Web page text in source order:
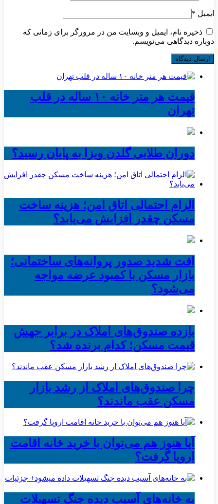
ایمیل *
ذخیره نام، ایمیل و وبسایت من در مرورگر برای زمانی که
دوباره دیدگاهی می‌نویسم.
قیمت هر متر خانه ۱۰ ساله در قلب
تهران
دوران طلایی گلدن ویزا به پایان رسید؟
الزام احتمالی اتاق امن؛ هزینه ساخت
مسکن چقدر افزایش می‌یابد؟
افت شدید صدور پروانه‌های ساختمانی؛
بازار مسکن با کمبود عرضه مواجه
می‌شود؟
بازده صندوق‌های املاک در برابر جهش
قیمت مسکن؛ کدام برنده شد؟
چرا صندوق‌های املاک از رشد بازار
مسکن عقب ماندند؟
آیا هنوز هم می‌توان با خرید خانه اقامت
اروپا گرفت؟
به خانه‌های آسیب دیده جنگ تسهیلات